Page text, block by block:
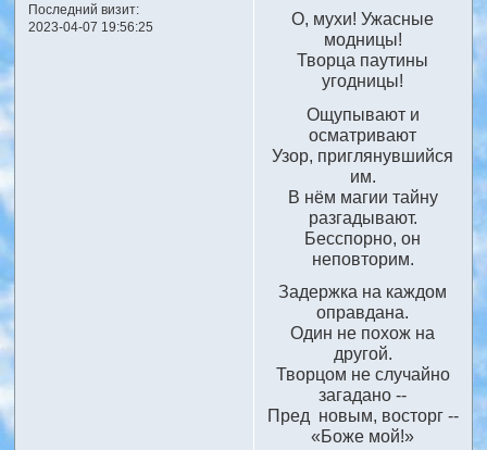
Последний визит:
2023-04-07 19:56:25
О, мухи! Ужасные
модницы!
Творца паутины
угодницы!
Ощупывают и
осматривают
Узор, приглянувшийся
им.
В нём магии тайну
разгадывают.
Бесспорно, он
неповторим.
Задержка на каждом
оправдана.
Один не похож на
другой.
Творцом не случайно
загадано --
Пред новым, восторг --
«Боже мой!»